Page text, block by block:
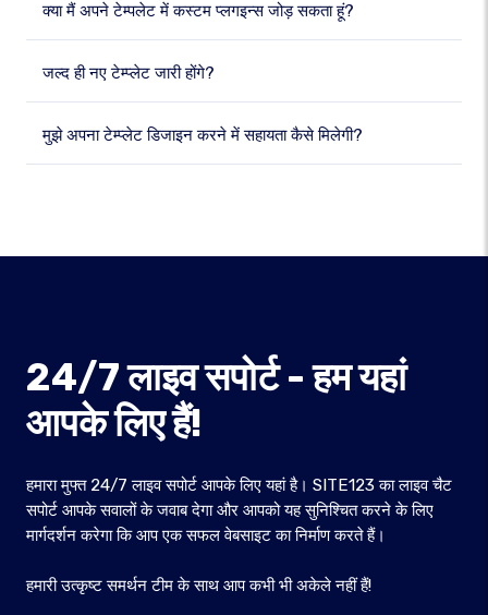
क्या मैं अपने टेम्पलेट में कस्टम प्लगइन्स जोड़ सकता हूं?
जल्द ही नए टेम्प्लेट जारी होंगे?
मुझे अपना टेम्प्लेट डिजाइन करने में सहायता कैसे मिलेगी?
24/7 लाइव सपोर्ट - हम यहां
आपके लिए हैं!
हमारा मुफ्त 24/7 लाइव सपोर्ट आपके लिए यहां है। SITE123 का लाइव चैट
सपोर्ट आपके सवालों के जवाब देगा और आपको यह सुनिश्चित करने के लिए
मार्गदर्शन करेगा कि आप एक सफल वेबसाइट का निर्माण करते हैं।
हमारी उत्कृष्ट समर्थन टीम के साथ आप कभी भी अकेले नहीं हैं!